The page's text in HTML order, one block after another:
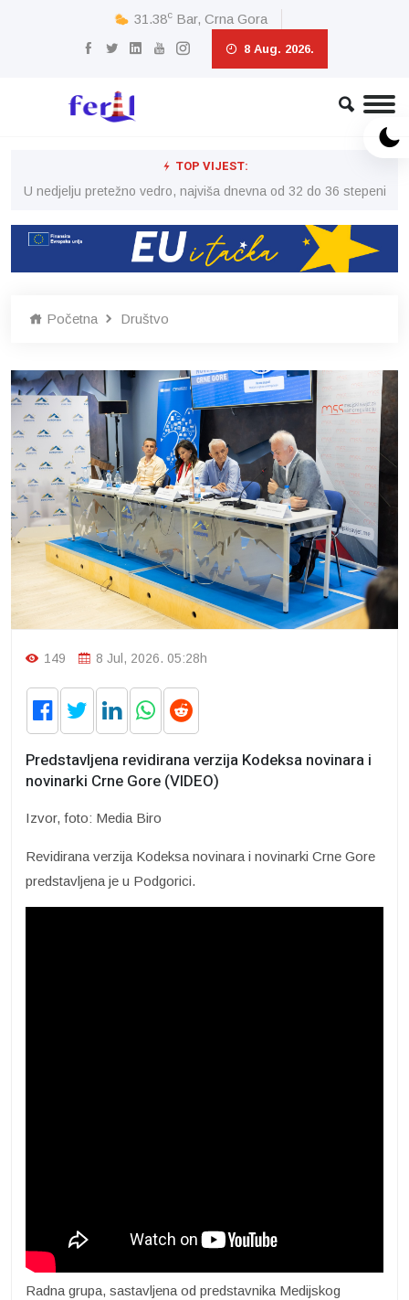
31.38c Bar, Crna Gora
8 Aug. 2026.
TOP VIJEST:
U nedjelju pretežno vedro, najviša dnevna od 32 do 36 stepeni
Početna Društvo
149 8 Jul, 2026. 05:28h
Predstavljena revidirana verzija Kodeksa novinara i
novinarki Crne Gore (VIDEO)
Izvor, foto: Media Biro
Revidirana verzija Kodeksa novinara i novinarki Crne Gore
predstavljena je u Podgorici.
Radna grupa, sastavljena od predstavnika Medijskog